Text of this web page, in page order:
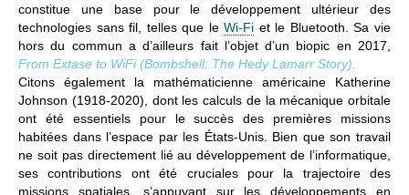
constitue une base pour le développement ultérieur des
technologies sans fil, telles que leWi-Fi et le Bluetooth. Sa vie
hors du commun a d’ailleurs fait l’objet d’un biopic en 2017,
From Extase to WiFi (Bombshell: The Hedy Lamarr Story).
Citons également la mathématicienne américaine Katherine
Johnson (1918-2020), dont les calculs de la mécanique orbitale
ont été essentiels pour le succès des premières missions
habitées dans l’espace par les États-Unis. Bien que son travail
ne soit pas directement lié au développement de l’informatique,
ses contributions ont été cruciales pour la trajectoire des
missions spatiales, s’appuyant sur les développements en